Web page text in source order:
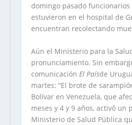
domingo pasado funcionarios
estuvieron en el hospital de
encuentran recolectando
Aún el Ministerio para la
pronunciamiento. Sin
comunicación El Paísde
martes: “El brote de
Bolívar en Venezuela, que
meses y 4 y 9 años, activó un
Ministerio de Salud Pública